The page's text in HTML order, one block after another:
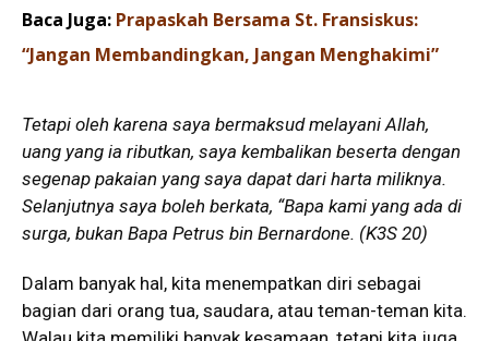
Baca Juga: Prapaskah Bersama St. Fransiskus:
“Jangan Membandingkan, Jangan Menghakimi”
Tetapi oleh karena saya bermaksud melayani Allah,
uang yang ia ributkan, saya kembalikan beserta dengan
segenap pakaian yang saya dapat dari harta miliknya.
Selanjutnya saya boleh berkata, “Bapa kami yang ada di
surga, bukan Bapa Petrus bin Bernardone. (K3S 20)
Dalam banyak hal, kita menempatkan diri sebagai
bagian dari orang tua, saudara, atau teman-teman kita.